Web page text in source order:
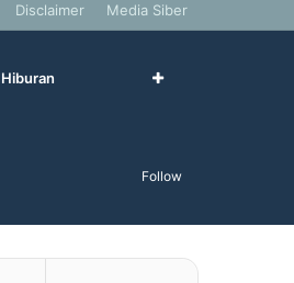
Disclaimer Media Siber
Hiburan
Follow